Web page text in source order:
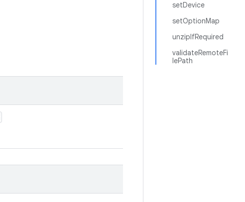
setDevice
setOptionMap
unzipIfRequired
validateRemoteFi
lePath